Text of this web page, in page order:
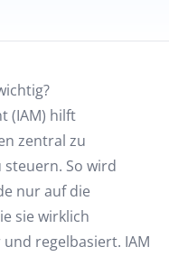
(IAM) hilft
zentral zu
So wird
nur auf die
sie wirklich
regelbasiert. IAM